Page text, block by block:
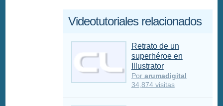
Videotutoriales relacionados
Retrato de un
superhéroe en
Illustrator
Por arumadigital
34,874 visitas